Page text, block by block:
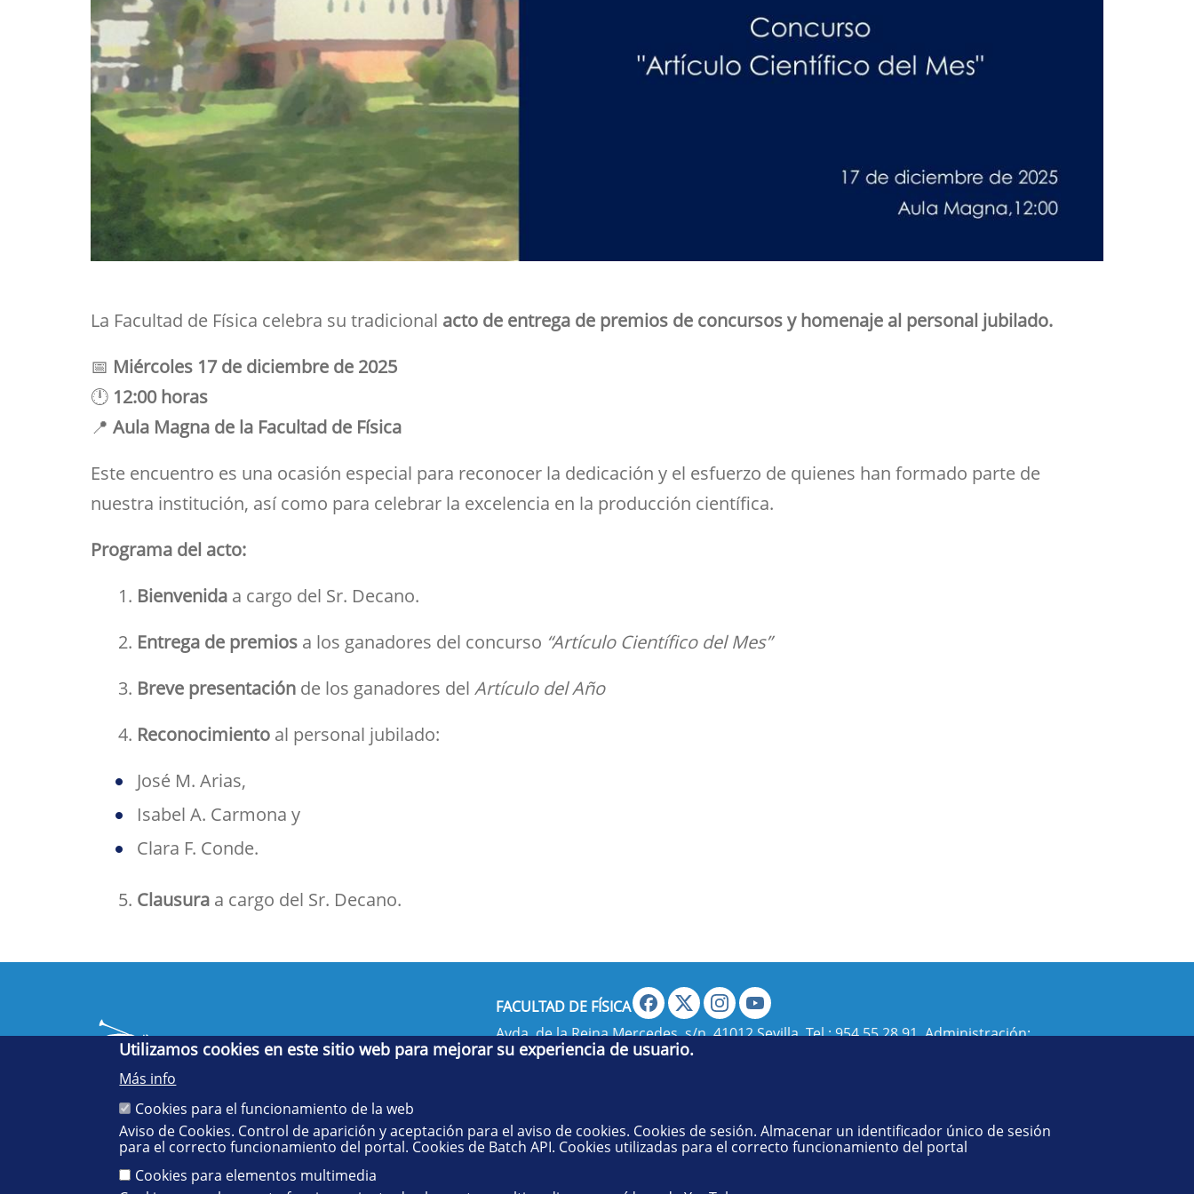
La Facultad de Física celebra su tradicional acto de entrega de premios de concursos y homenaje al personal jubilado.
📅 Miércoles 17 de diciembre de 2025
🕛 12:00 horas
📍 Aula Magna de la Facultad de Física
Este encuentro es una ocasión especial para reconocer la dedicación y el esfuerzo de quienes han formado parte de
nuestra institución, así como para celebrar la excelencia en la producción científica.
Programa del acto:
Bienvenida a cargo del Sr. Decano.
Entrega de premios a los ganadores del concurso “Artículo Científico del Mes”
Breve presentación de los ganadores del Artículo del Año
Reconocimiento al personal jubilado:
José M. Arias,
Isabel A. Carmona y
Clara F. Conde.
Clausura a cargo del Sr. Decano.
Cinco siglos
impulsando el
conocimiento
FACULTAD DE FÍSICA
Avda. de la Reina Mercedes, s/n. 41012 Sevilla. Tel.:954 55 28 91. Administración:
administradorfisica@us.es- Secretaría:
Utilizamos cookies en este sitio web para mejorar su experiencia de usuario.
Más info
Cookies para el funcionamiento de la web
Aviso de Cookies. Control de aparición y aceptación para el aviso de cookies. Cookies de sesión. Almacenar un identificador único de sesión
para el correcto funcionamiento del portal. Cookies de Batch API. Cookies utilizadas para el correcto funcionamiento del portal
Cookies para elementos multimedia